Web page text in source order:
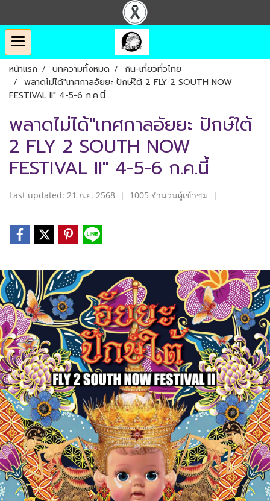
หน้าแรก บทความทั้งหมด
กิน-เที่ยวทั่วไทย
พลาดไม่ได้"เทศกาลอัยยะ ปักษ์ใต้ 2 FLY 2 SOUTH NOW
FESTIVAL II" 4-5-6 ก.ค.นี้
พลาดไม่ได้"เทศกาลอัยยะ ปักษ์ใต้
2 FLY 2 SOUTH NOW
FESTIVAL II" 4-5-6 ก.ค.นี้
Last updated: 21 ก.ย. 2568 | 1005 จำนวนผู้เข้าชม |